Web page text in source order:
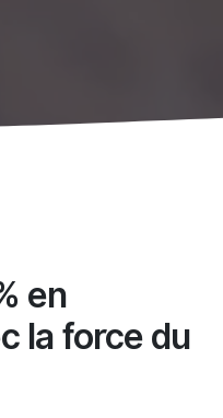
en
la force du